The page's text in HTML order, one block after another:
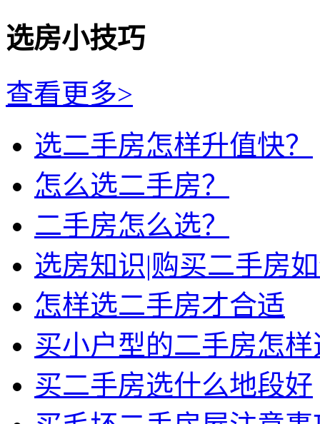
选房小技巧
查看更多>
选二手房怎样升值快？
怎么选二手房？
二手房怎么选？
选房知识|购买二手房
怎样选二手房才合适
买小户型的二手房怎样
买二手房选什么地段好